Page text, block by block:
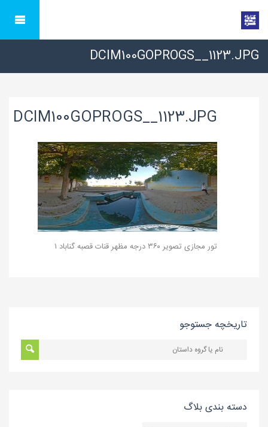
DCIM100GOPROGS__1123.JPG
DCIM100GOPROGS__1123.JPG
تور مجازی تصویر ۳۶۰ درجه مظهر قنات قصبه گناباد ۱
تاریخچه جستوجو
دسته بندی بلاگ